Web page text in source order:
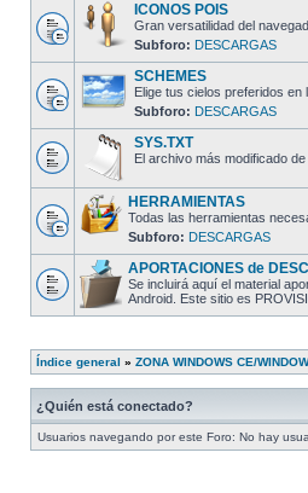
ICONOS POIS
Gran versatilidad del
Subforo: DESCARGAS
SCHEMES
Elige tus cielos preferidos en
Subforo: DESCARGAS
SYS.TXT
El archivo más modificado de
HERRAMIENTAS
Todas las herramientas
Subforo: DESCARGAS
APORTACIONES de
Se incluirá aquí el material
Android. Este sitio es
Índice general » ZONA WINDOWS CE/
¿Quién está conectado?
Usuarios navegando por este Foro: No hay